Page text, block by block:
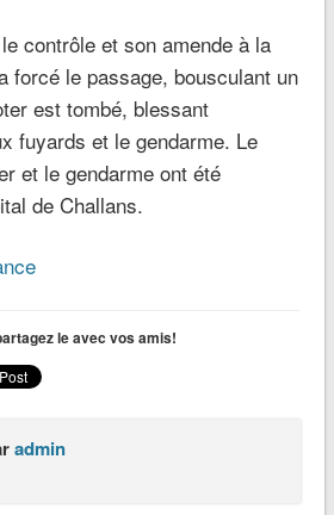
contrôle et son amende à la
forcé le passage, bousculant un
est tombé, blessant
fuyards et le gendarme. Le
et le gendarme ont été
de Challans.
le avec vos amis!
admin